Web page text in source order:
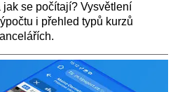
se počítají? Vysvětlení
i přehled typů kurzů